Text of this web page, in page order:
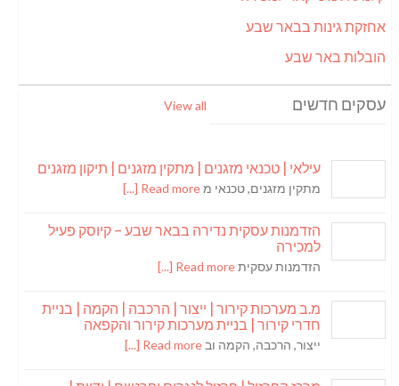
אחזקת גינות בבאר שבע
הובלות באר שבע
עסקים חדשים View all
עילאי | טכנאי מזגנים | מתקין מזגנים | תיקון מזגנים
מתקין מזגנים, טכנאי מRead more [...]
הזדמנות עסקית נדירה בבאר שבע – קיוסק פעיל
למכירה
הזדמנות עסקיתRead more [...]
מ.ב מערכות קירור | ייצור | הרכבה | הקמה | בניית
חדרי קירור | בניית מערכות קירור והקפאה
ייצור, הרכבה, הקמה וב Read more [...]